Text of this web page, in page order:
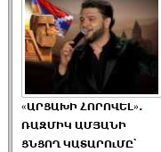
«ԱՐՑԱԽԻ ՀՈՐՈՎԵԼ».
ՌԱԶՄԻԿ ԱՄՅԱՆԻ
ՑՆՑՈՂ ԿԱՏԱՐՈւՄԸ՝